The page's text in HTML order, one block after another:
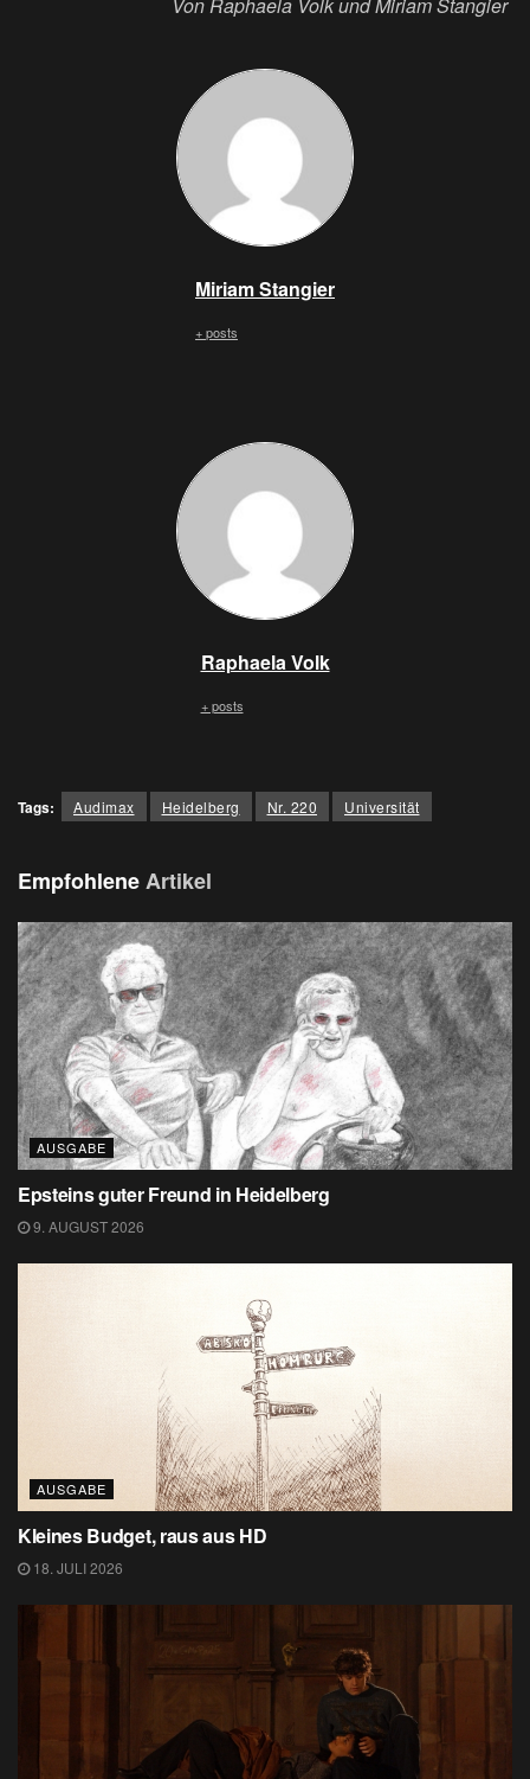
Von Raphaela Volk und Miriam Stangier
Miriam Stangier
+ posts
Raphaela Volk
+ posts
Tags: Audimax Heidelberg Nr. 220 Universität
EmpfohleneArtikel
AUSGABE
Epsteins guter Freund in Heidelberg
9. AUGUST 2026
AUSGABE
Kleines Budget, raus aus HD
18. JULI 2026